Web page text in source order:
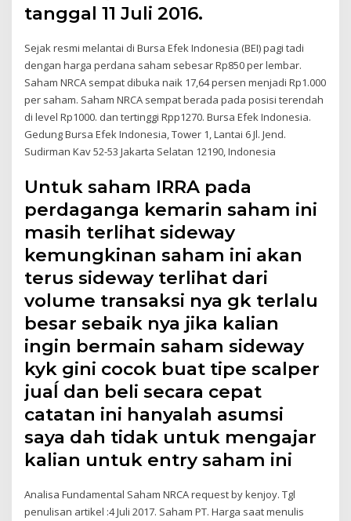
tanggal 11 Juli 2016.
Sejak resmi melantai di Bursa Efek Indonesia (BEI) pagi tadi
dengan harga perdana saham sebesar Rp850 per lembar.
Saham NRCA sempat dibuka naik 17,64 persen menjadi Rp1.000
per saham. Saham NRCA sempat berada pada posisi terendah
di level Rp1000. dan tertinggi Rpp1270. Bursa Efek Indonesia.
Gedung Bursa Efek Indonesia, Tower 1, Lantai 6 Jl. Jend.
Sudirman Kav 52-53 Jakarta Selatan 12190, Indonesia
Untuk saham IRRA pada
perdaganga kemarin saham ini
masih terlihat sideway
kemungkinan saham ini akan
terus sideway terlihat dari
volume transaksi nya gk terlalu
besar sebaik nya jika kalian
ingin bermain saham sideway
kyk gini cocok buat tipe scalper
juaĺ dan beli secara cepat
catatan ini hanyalah asumsi
saya dah tidak untuk mengajar
kalian untuk entry saham ini
Analisa Fundamental Saham NRCA request by kenjoy. Tgl
penulisan artikel :4 Juli 2017. Saham PT. Harga saat menulis